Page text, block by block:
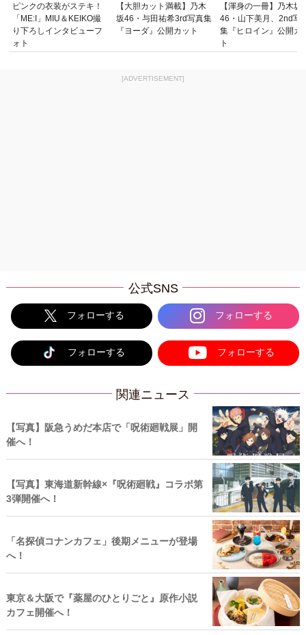
ピンクの衣装がステキ！
「ME:I」MIU＆KEIKO撮
り下ろしインタビューフ
ォト
【大胆カット満載】乃木
坂46・与田祐希3rd写真集
『ヨーダ』公開カット
【渾身の一冊】乃木坂
46・山下美月、2nd写
集『ヒロイン』公開カ
ト
[ADVERTISEMENT]
公式SNS
フォローする フォローする
フォローする フォローする
関連ニュース
【写真】阪急うめだ本店で「呪術廻戦展」開
催へ！
【写真】東海道新幹線×『呪術廻戦』コラボ第
3弾開催へ！
「名探偵コナンカフェ」後期メニューが登場
へ！
東京＆大阪で『薬屋のひとりごと』原作小説
カフェ開催へ！